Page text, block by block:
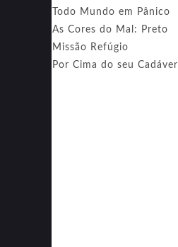
Todo Mundo em Pânico
As Cores do Mal: Preto
Missão Refúgio
Por Cima do seu Cadáver